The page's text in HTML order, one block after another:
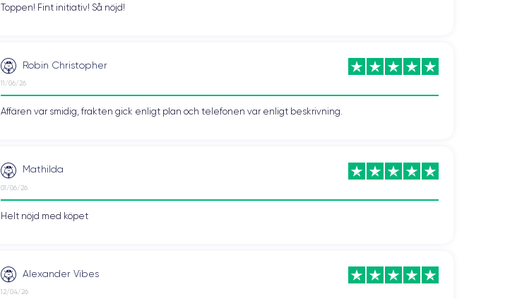
Toppen! Fint initiativ! Så nöjd!
Robin Christopher
11/06/26
Affären var smidig, frakten gick enligt plan och telefonen var enligt beskrivning.
Mathilda
01/06/26
Helt nöjd med köpet
Alexander Vibes
12/04/26